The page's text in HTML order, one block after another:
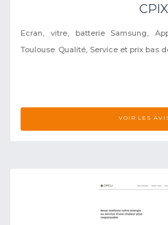
CPIX
Ecran, vitre, batterie Samsung,
Toulouse. Qualité, Service et prix bas
VOIR LES